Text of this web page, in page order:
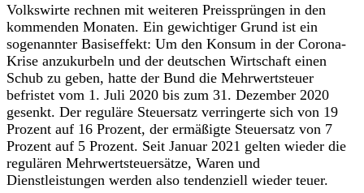
Volkswirte rechnen mit weiteren Preissprüngen in den
kommenden Monaten. Ein gewichtiger Grund ist ein
sogenannter Basiseffekt: Um den Konsum in der Corona-
Krise anzukurbeln und der deutschen Wirtschaft einen
Schub zu geben, hatte der Bund die Mehrwertsteuer
befristet vom 1. Juli 2020 bis zum 31. Dezember 2020
gesenkt. Der reguläre Steuersatz verringerte sich von 19
Prozent auf 16 Prozent, der ermäßigte Steuersatz von 7
Prozent auf 5 Prozent. Seit Januar 2021 gelten wieder die
regulären Mehrwertsteuersätze, Waren und
Dienstleistungen werden also tendenziell wieder teuer.